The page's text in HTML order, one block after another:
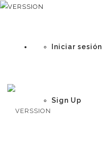
Iniciar sesión
Sign Up